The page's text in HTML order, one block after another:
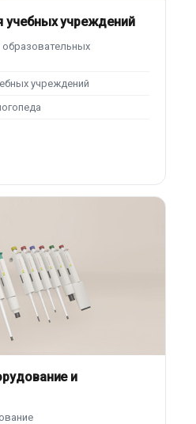
учебных учреждений
учреждений
и